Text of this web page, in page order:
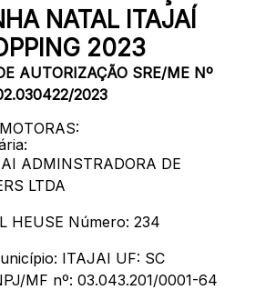
NATAL ITAJAÍ
2023
AUTORIZAÇÃO SRE/ME Nº
2023
ADMINSTRADORA DE
LTDA
HEUSE Número: 234
ITAJAI UF: SC
MF nº: 03.043.201/0001-64